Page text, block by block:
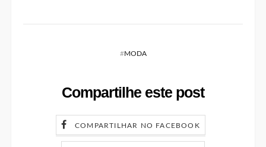
#MODA
Compartilhe este post
COMPARTILHAR NO FACEBOOK